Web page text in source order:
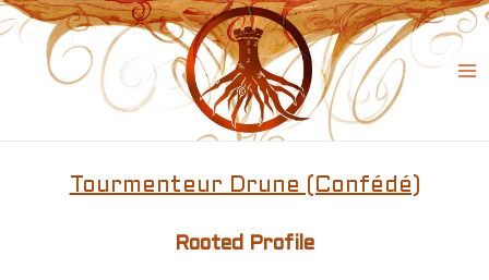
Skip
to
content
Tourmenteur Drune (Confédé)
Rooted Profile